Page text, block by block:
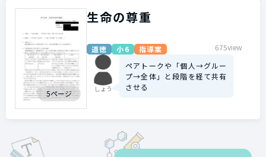
5ページ
生命の尊重
道徳 小6 指導案 675view
しょう
ペアトークや「個人→グルー
プ→全体」と段階を経て共有
させる